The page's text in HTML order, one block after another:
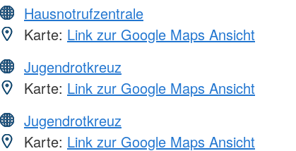
Hausnotrufzentrale
Karte: Link zur Google Maps Ansicht
Jugendrotkreuz
Karte: Link zur Google Maps Ansicht
Jugendrotkreuz
Karte: Link zur Google Maps Ansicht